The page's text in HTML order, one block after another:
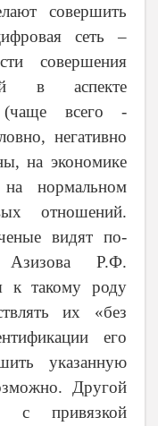
совершить
сеть –
совершения
в аспекте
(чаще всего -
негативно
на экономике
нормальном
отношений.
видят по-
Р.Ф.
к такому роду
их «без
его
указанную
Другой
с привязкой